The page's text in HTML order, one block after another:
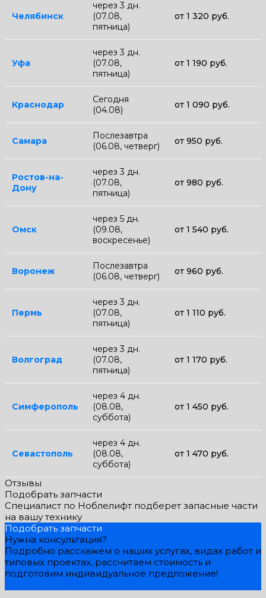
Челябинск
через 3 дн.
(07.08,
пятница)
от 1 320 руб.
Уфа
через 3 дн.
(07.08,
пятница)
от 1 190 руб.
Краснодар
Сегодня
(04.08)
от 1 090 руб.
Самара
Послезавтра
(06.08, четверг)
от 950 руб.
Ростов-на-
Дону
через 3 дн.
(07.08,
пятница)
от 980 руб.
Омск
через 5 дн.
(09.08,
воскресенье)
от 1 540 руб.
Воронеж
Послезавтра
(06.08, четверг)
от 960 руб.
Пермь
через 3 дн.
(07.08,
пятница)
от 1 110 руб.
Волгоград
через 3 дн.
(07.08,
пятница)
от 1 170 руб.
Симферополь
через 4 дн.
(08.08,
суббота)
от 1 450 руб.
Севастополь
через 4 дн.
(08.08,
суббота)
от 1 470 руб.
Отзывы
Подобрать запчасти
Специалист по Ноблелифт подберет запасные части
на вашу технику
Подобрать запчасти
Нужна консультация?
Подробно расскажем о наших услугах, видах работ и
типовых проектах, рассчитаем стоимость и
подготовим индивидуальное предложение!